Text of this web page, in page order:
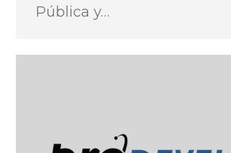
Pública y…